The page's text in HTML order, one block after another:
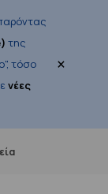
της
τόσο
νέες
×